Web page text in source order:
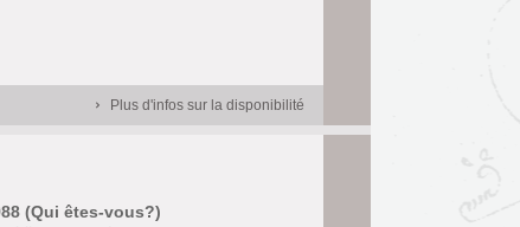
Plus d'infos sur la disponibilité
(Qui êtes-vous?)